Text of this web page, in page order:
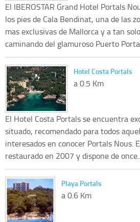
El IBEROSTAR Grand Hotel Portals
los pies de Cala Bendinat, una de las
mas exclusivas de Mallorca y a tan
caminando del glamuroso Puerto
Hotel Costa Portals
a 0.5 Km
El Hotel Costa Portals se encuentra
situado, recomendado para todos
interesados en conocer Portals Nous.
restaurado en 2007 y dispone de
Playa Portals
a 0.6 Km